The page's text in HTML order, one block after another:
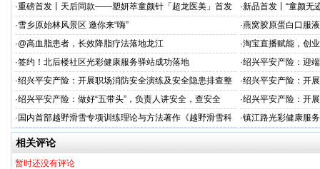
超龙医美成功举办
·重磅首发丨天后同款——塑妍萃童颜针「超龙医美」首发
上市！
·新品首发丨“童颜无
成功举办 李远宏教
·雪乡原始林风景区 邀你来“嗨” ·燕窝胶原蛋白口服
牌
·@高血脂患者，长效降脂疗法落地龙江 ·淘宝直播赋能，创
·签约！北后楼社区光彩健康服务驿站成功落地 ·绍兴平安产险：迎
·绍兴平安产险：开展职场消防安全演练及安全隐患排查整
治工作
·绍兴平安产险：开
·绍兴平安产险：做好“五带头”，负责人讲安全，查安全 ·绍兴平安产险：开
· 国内首部越野滑雪专项训练理论与方法著作《越野滑雪科
学化训练理论与方法》面世
·镇江路光彩健康服
动
相关评论
暂时还没有评论